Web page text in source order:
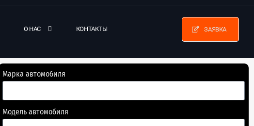
О НАС КОНТАКТЫ ЗАЯВКА
Марка автомобиля
Модель автомобиля